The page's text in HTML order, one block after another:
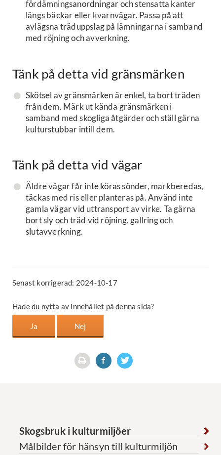
fördämningsanordningar och stensatta kanter
längs bäckar eller kvarnvägar. Passa på att
avlägsna träduppslag på lämningarna i samband
med röjning och avverkning.
Tänk på detta vid gränsmärken
Skötsel av gränsmärken är enkel, ta bort träden
från dem. Märk ut kända gränsmärken i
samband med skogliga åtgärder och ställ gärna
kulturstubbar intill dem.
Tänk på detta vid vägar
Äldre vägar får inte köras sönder, markberedas,
täckas med ris eller planteras på. Använd inte
gamla vägar vid uttransport av virke. Ta gärna
bort sly och träd vid röjning, gallring och
slutavverkning.
Senast korrigerad: 2024-10-17
Hade du nytta av innehållet på denna sida?
Skogsbruk i kulturmiljöer
Målbilder för hänsyn till kulturmiljön